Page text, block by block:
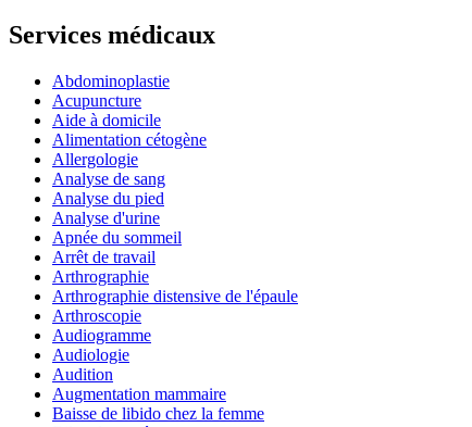
Services médicaux
Abdominoplastie
Acupuncture
Aide à domicile
Alimentation cétogène
Allergologie
Analyse de sang
Analyse du pied
Analyse d'urine
Apnée du sommeil
Arrêt de travail
Arthrographie
Arthrographie distensive de l'épaule
Arthroscopie
Audiogramme
Audiologie
Audition
Augmentation mammaire
Baisse de libido chez la femme